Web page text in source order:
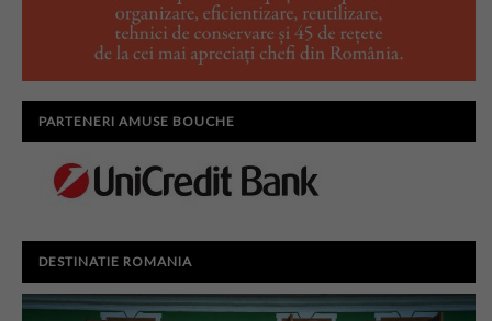
PARTENERI AMUSE BOUCHE
DESTINATIE ROMANIA